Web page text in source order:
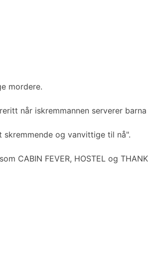
mordere.
når iskremmannen serverer
skremmende og vanvittige til nå".
CABIN FEVER, HOSTEL og